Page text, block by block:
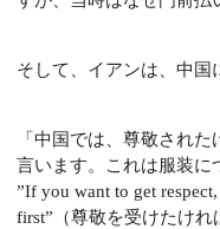
そして、イアンは、中国
「中国では、尊敬され
言います。
これは服装に
”If you want to get
first”（尊敬を受けたけ